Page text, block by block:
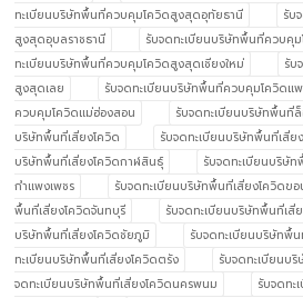
ทะเบียนบริษัทพื้นที่ควบคุมโควิดสูงสุดอุทัยธานี
รับ
สูงสุดอุบลราชธานี
รับจดทะเบียนบริษัทพื้นที่ควบคุ
ทะเบียนบริษัทพื้นที่ควบคุมโควิดสูงสุดเชียงใหม่
รับ
สูงสุดเลย
รับจดทะเบียนบริษัทพื้นที่ควบคุมโควิดแ
ควบคุมโควิดแม่ฮ่องสอน
รับจดทะเบียนบริษัทพื้นที่
บริษัทพื้นที่เสี่ยงโควิด
รับจดทะเบียนบริษัทพื้นที่เสี่ย
บริษัทพื้นที่เสี่ยงโควิดกาฬสินธุ์
รับจดทะเบียนบริษัท
กำแพงเพชร
รับจดทะเบียนบริษัทพื้นที่เสี่ยงโควิดข
พื้นที่เสี่ยงโควิดจันทบุรี
รับจดทะเบียนบริษัทพื้นที่เสี่
บริษัทพื้นที่เสี่ยงโควิดชัยภูมิ
รับจดทะเบียนบริษัทพื้
ทะเบียนบริษัทพื้นที่เสี่ยงโควิดตรัง
รับจดทะเบียนบ
จดทะเบียนบริษัทพื้นที่เสี่ยงโควิดนครพนม
รับจดทะ